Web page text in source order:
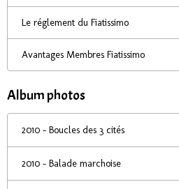
Le réglement du Fiatissimo
Avantages Membres Fiatissimo
Album photos
2010 - Boucles des 3 cités
2010 - Balade marchoise